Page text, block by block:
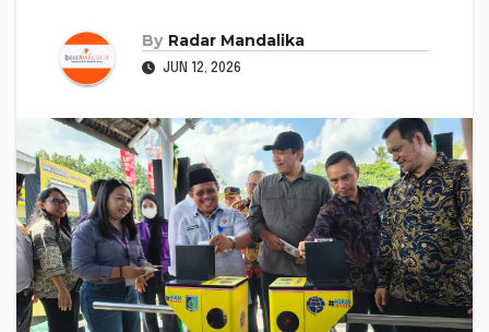
By Radar Mandalika
JUN 12, 2026